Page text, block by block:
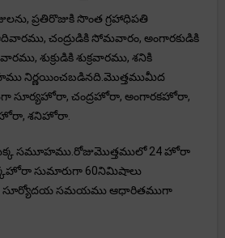
ప్రతిరొజుకి సొంత గ్రహాధిపతి
చంద్రుడికి సోమవారం, అంగారకుడికి
శుక్రుడికి శుక్రవారము, శనికి
నిర్ణయించబడినది.మొత్తముమీద
సూర్యహోరా, చంద్రహోరా, అంగారకహోరా,
శనిహోరా.
సమూహము.రోజుమొత్తములో 24 హోరా
సుమారుగా 60నిమిషాలు
సూర్యోదయ సమయము ఆధారితముగా